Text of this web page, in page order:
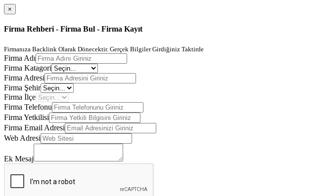
×
Firma Rehberi - Firma Bul - Firma Kayıt
Firmanıza Backlink Olarak Dönecektir. Gerçek Bilgiler Girdiğiniz Taktirde
Firma Adı
Firma Katagori
Firma Adresi
Firma Şehir
Firma İlçe
Firma Telefonu
Firma Yetkilisi
Firma Email Adresi
Web Adresi
Ek Mesaj